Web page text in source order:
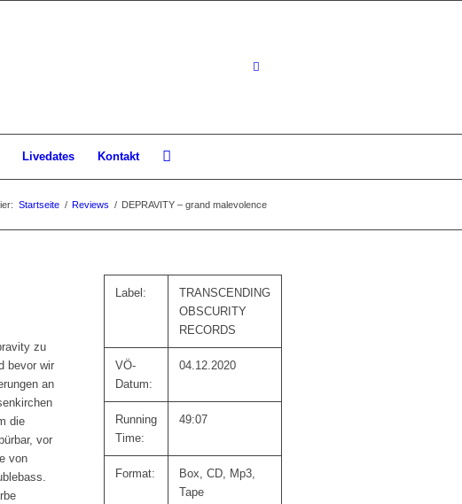
Livedates Kontakt
Startseite / Reviews / DEPRAVITY – grand malevolence
zu
bevor wir
an
die
vor
von
Label:
TRANSCENDING
OBSCURITY
RECORDS
VÖ-
Datum:
04.12.2020
Running
Time:
49:07
Format:
Box, CD, Mp3,
Tape